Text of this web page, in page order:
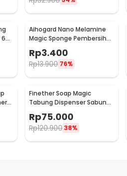
Aihogard Nano Melamine
Magic Sponge Pembersih
Karat Besi - CW62
Rp3.400
Rp13.900 76%
Finether Soap Magic
Tabung Dispenser Sabun
Rp75.000
Rp120.90038%